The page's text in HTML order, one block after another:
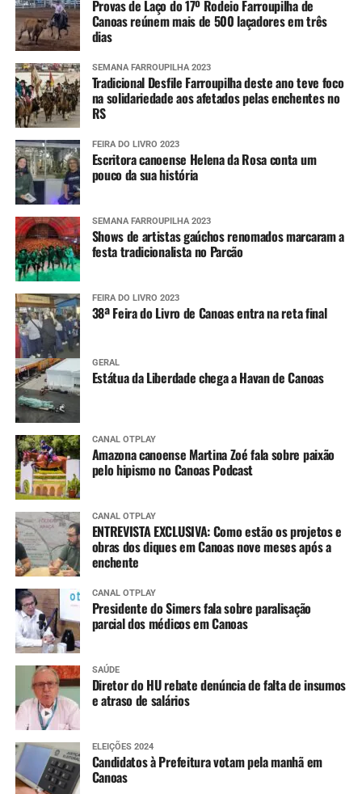
Provas de Laço do 17º Rodeio Farroupilha de
Canoas reúnem mais de 500 laçadores em três
dias
SEMANA FARROUPILHA 2023
Tradicional Desfile Farroupilha deste ano teve foco
na solidariedade aos afetados pelas enchentes no
RS
FEIRA DO LIVRO 2023
Escritora canoense Helena da Rosa conta um
pouco da sua história
SEMANA FARROUPILHA 2023
Shows de artistas gaúchos renomados marcaram a
festa tradicionalista no Parcão
FEIRA DO LIVRO 2023
38ª Feira do Livro de Canoas entra na reta final
GERAL
Estátua da Liberdade chega a Havan de Canoas
CANAL OTPLAY
Amazona canoense Martina Zoé fala sobre paixão
pelo hipismo no Canoas Podcast
CANAL OTPLAY
ENTREVISTA EXCLUSIVA: Como estão os projetos e
obras dos diques em Canoas nove meses após a
enchente
CANAL OTPLAY
Presidente do Simers fala sobre paralisação
parcial dos médicos em Canoas
SAÚDE
Diretor do HU rebate denúncia de falta de insumos
e atraso de salários
ELEIÇÕES 2024
Candidatos à Prefeitura votam pela manhã em
Canoas